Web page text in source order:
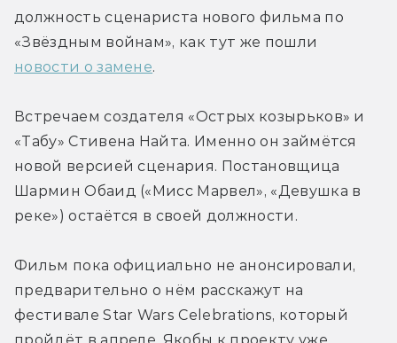
должность сценариста нового фильма по
новости о замене.
Встречаем создателя «Острых козырьков» и
«Табу» Стивена Найта. Именно он займётся
новой версией сценария. Постановщица
Шармин Обаид («Мисс Марвел», «Девушка в
реке») остаётся в своей должности.
Фильм пока официально не анонсировали,
предварительно о нём расскажут на
фестивале Star Wars Celebrations, который
пройдёт в апреле. Якобы к проекту уже